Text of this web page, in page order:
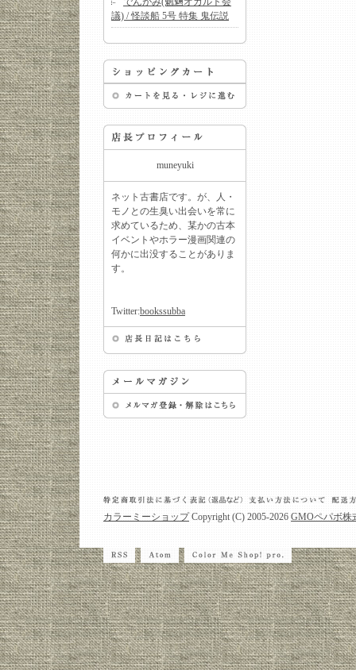
議) / 怪談船 5号 特集 鬼伝説
muneyuki
ネット古書店です。が、人・
モノとの生臭い出会いを常に
求めているため、某かの古本
イベントやホラー漫画関連の
何かに出没することがありま
す。
Twitter:bookssubba
カラーミーショップCopyright (C) 2005-2026 GMOペパボ株